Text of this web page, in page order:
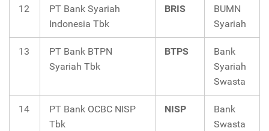
12
PT Bank Syariah
Indonesia Tbk
BRIS
BUMN
Syariah
13
PT Bank BTPN
Syariah Tbk
BTPS
Bank
Syariah
Swasta
14
PT Bank OCBC NISP
Tbk
NISP
Bank
Swasta